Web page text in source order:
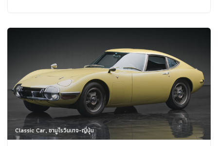
Classic Car, ซามูไรวินเทจ-ญี่ปุ่น